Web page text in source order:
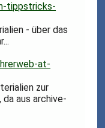
tippstricks-
- über das
at-
zur
aus archive-